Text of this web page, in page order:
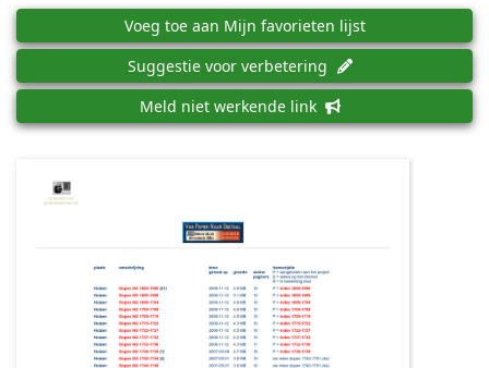
Voeg toe aan Mijn favorieten lijst
Suggestie voor verbetering
Meld niet werkende link